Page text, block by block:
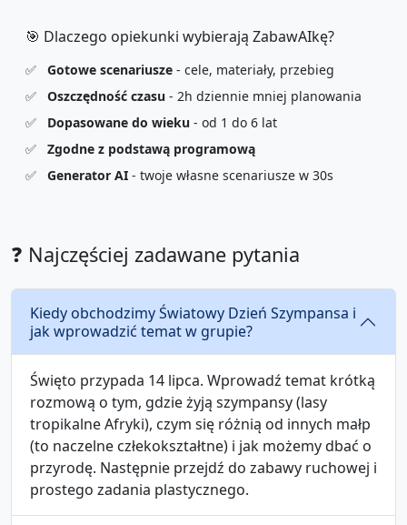
🎯 Dlaczego opiekunki wybierają ZabawAIkę?
✅ Gotowe scenariusze - cele, materiały, przebieg
✅
Oszczędność czasu - 2h dziennie mniej planowania
✅
Dopasowane do wieku - od 1 do 6 lat
✅
Zgodne z podstawą programową
✅
Generator AI - twoje własne scenariusze w 30s
❓ Najczęściej zadawane pytania
Kiedy obchodzimy Światowy Dzień Szympansa i
jak wprowadzić temat w grupie?
Święto przypada 14 lipca. Wprowadź temat krótką
rozmową o tym, gdzie żyją szympansy (lasy
tropikalne Afryki), czym się różnią od innych małp
(to naczelne człekokształtne) i jak możemy dbać o
przyrodę. Następnie przejdź do zabawy ruchowej i
prostego zadania plastycznego.